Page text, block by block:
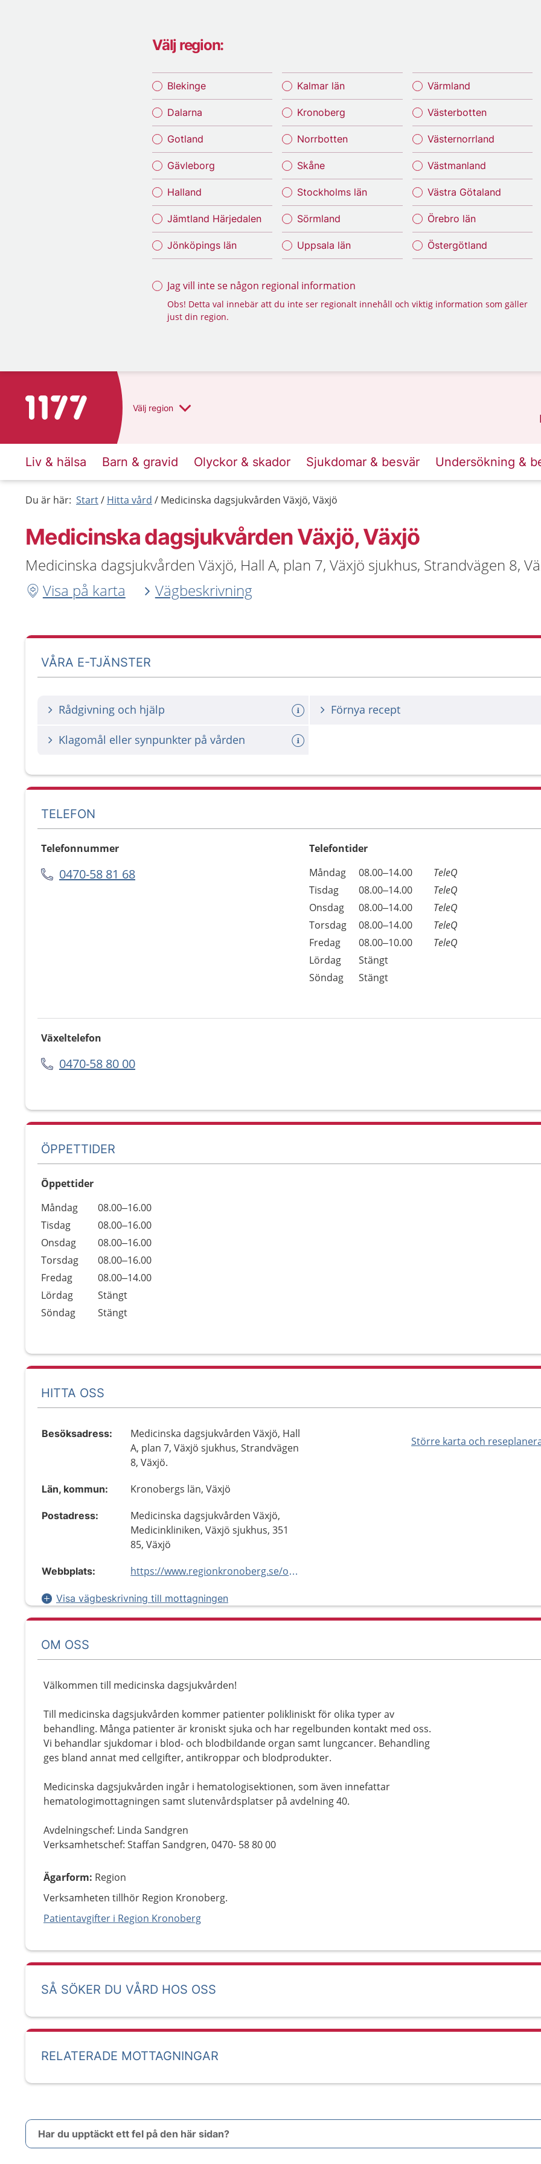
Välj region:
Blekinge
Dalarna
Gotland
Gävleborg
Halland
Jämtland Härjedalen
Jönköpings län
Kalmar län
Kronoberg
Norrbotten
Skåne
Stockholms län
Sörmland
Uppsala län
Värmland
Västerbotten
Västernorrland
Västmanland
Västra Götaland
Örebro län
Östergötland
Jag vill inte se någon regional information
Obs! Detta val innebär att du inte ser regionalt innehåll och viktig information som gäller
just din region.
Till startsidan för 1177 Välj region
Liv & hälsa Barn & gravid Olyckor & skador Sjukdomar & besvär Undersökning &
Du är här: Start Hitta vård Medicinska dagsjukvården Växjö, Växjö
Medicinska dagsjukvården Växjö, Växjö
Medicinska dagsjukvården Växjö, Hall A, plan 7, Växjö sjukhus, Strandvägen 8,
Visa på karta
Vägbeskrivning
VÅRA E-TJÄNSTER
Rådgivning och hjälp Förnya recept
Klagomål eller synpunkter på vården
TELEFON
Telefonnummer
0470-58 81 68
Telefontider
Dag
Öppettider
Kommentarer
Måndag 08.00–14.00
TeleQ
Tisdag
08.00–14.00
TeleQ
Onsdag
08.00–14.00
TeleQ
Torsdag
08.00–14.00
TeleQ
Fredag
08.00–10.00
TeleQ
Lördag
Stängt
Söndag
Stängt
Växeltelefon
0470-58 80 00
ÖPPETTIDER
Öppettider
Dag
Öppettider
Kommentarer
Måndag
08.00–16.00
Tisdag
08.00–16.00
Onsdag
08.00–16.00
Torsdag
08.00–16.00
Fredag
08.00–14.00
Lördag
Stängt
Söndag
Stängt
HITTA OSS
Större karta och
Besöksadress:
Medicinska dagsjukvården Växjö, Hall
A, plan 7, Växjö sjukhus, Strandvägen
8, Växjö.
Län, kommun: Kronobergs län, Växjö
Postadress:
Medicinska dagsjukvården Växjö,
Medicinkliniken, Växjö sjukhus, 351
85, Växjö
Webbplats: https://www.regionkronoberg.se/om-region-kronoberg/verksamhetsorganisation/halso--och-sjukvard/sjukhusvard/
Visa vägbeskrivning till mottagningen
OM OSS
Välkommen till medicinska dagsjukvården!
Till medicinska dagsjukvården kommer patienter polikliniskt för olika typer av
behandling. Många patienter är kroniskt sjuka och har regelbunden kontakt med oss.
Vi behandlar sjukdomar i blod- och blodbildande organ samt lungcancer. Behandling
ges bland annat med cellgifter, antikroppar och blodprodukter.
Medicinska dagsjukvården ingår i hematologisektionen, som även innefattar
hematologimottagningen samt slutenvårdsplatser på avdelning 40.
Avdelningschef: Linda Sandgren
Verksamhetschef: Staffan Sandgren, 0470- 58 80 00
Ägarform: Region
Verksamheten tillhör Region Kronoberg.
Patientavgifter i Region Kronoberg
SÅ SÖKER DU VÅRD HOS OSS
RELATERADE MOTTAGNINGAR
Har du upptäckt ett fel på den här sidan?